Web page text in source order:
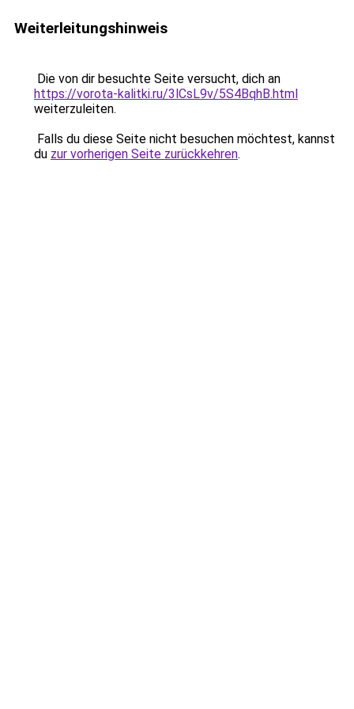
Weiterleitungshinweis
Die von dir besuchte Seite versucht, dich an
https://vorota-kalitki.ru/3lCsL9v/5S4BqhB.html
weiterzuleiten.
Falls du diese Seite nicht besuchen möchtest, kannst
du zur vorherigen Seite zurückkehren.